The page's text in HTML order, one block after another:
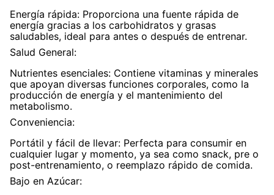
Energía rápida: Proporciona una fuente rápida de
energía gracias a los carbohidratos y grasas
saludables, ideal para antes o después de entrenar.
Salud General:
Nutrientes esenciales: Contiene vitaminas y minerales
que apoyan diversas funciones corporales, como la
producción de energía y el mantenimiento del
metabolismo.
Conveniencia:
Portátil y fácil de llevar: Perfecta para consumir en
cualquier lugar y momento, ya sea como snack, pre o
post-entrenamiento, o reemplazo rápido de comida.
Bajo en Azúcar: